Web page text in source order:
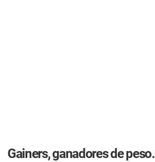
Gainers, ganadores de peso.